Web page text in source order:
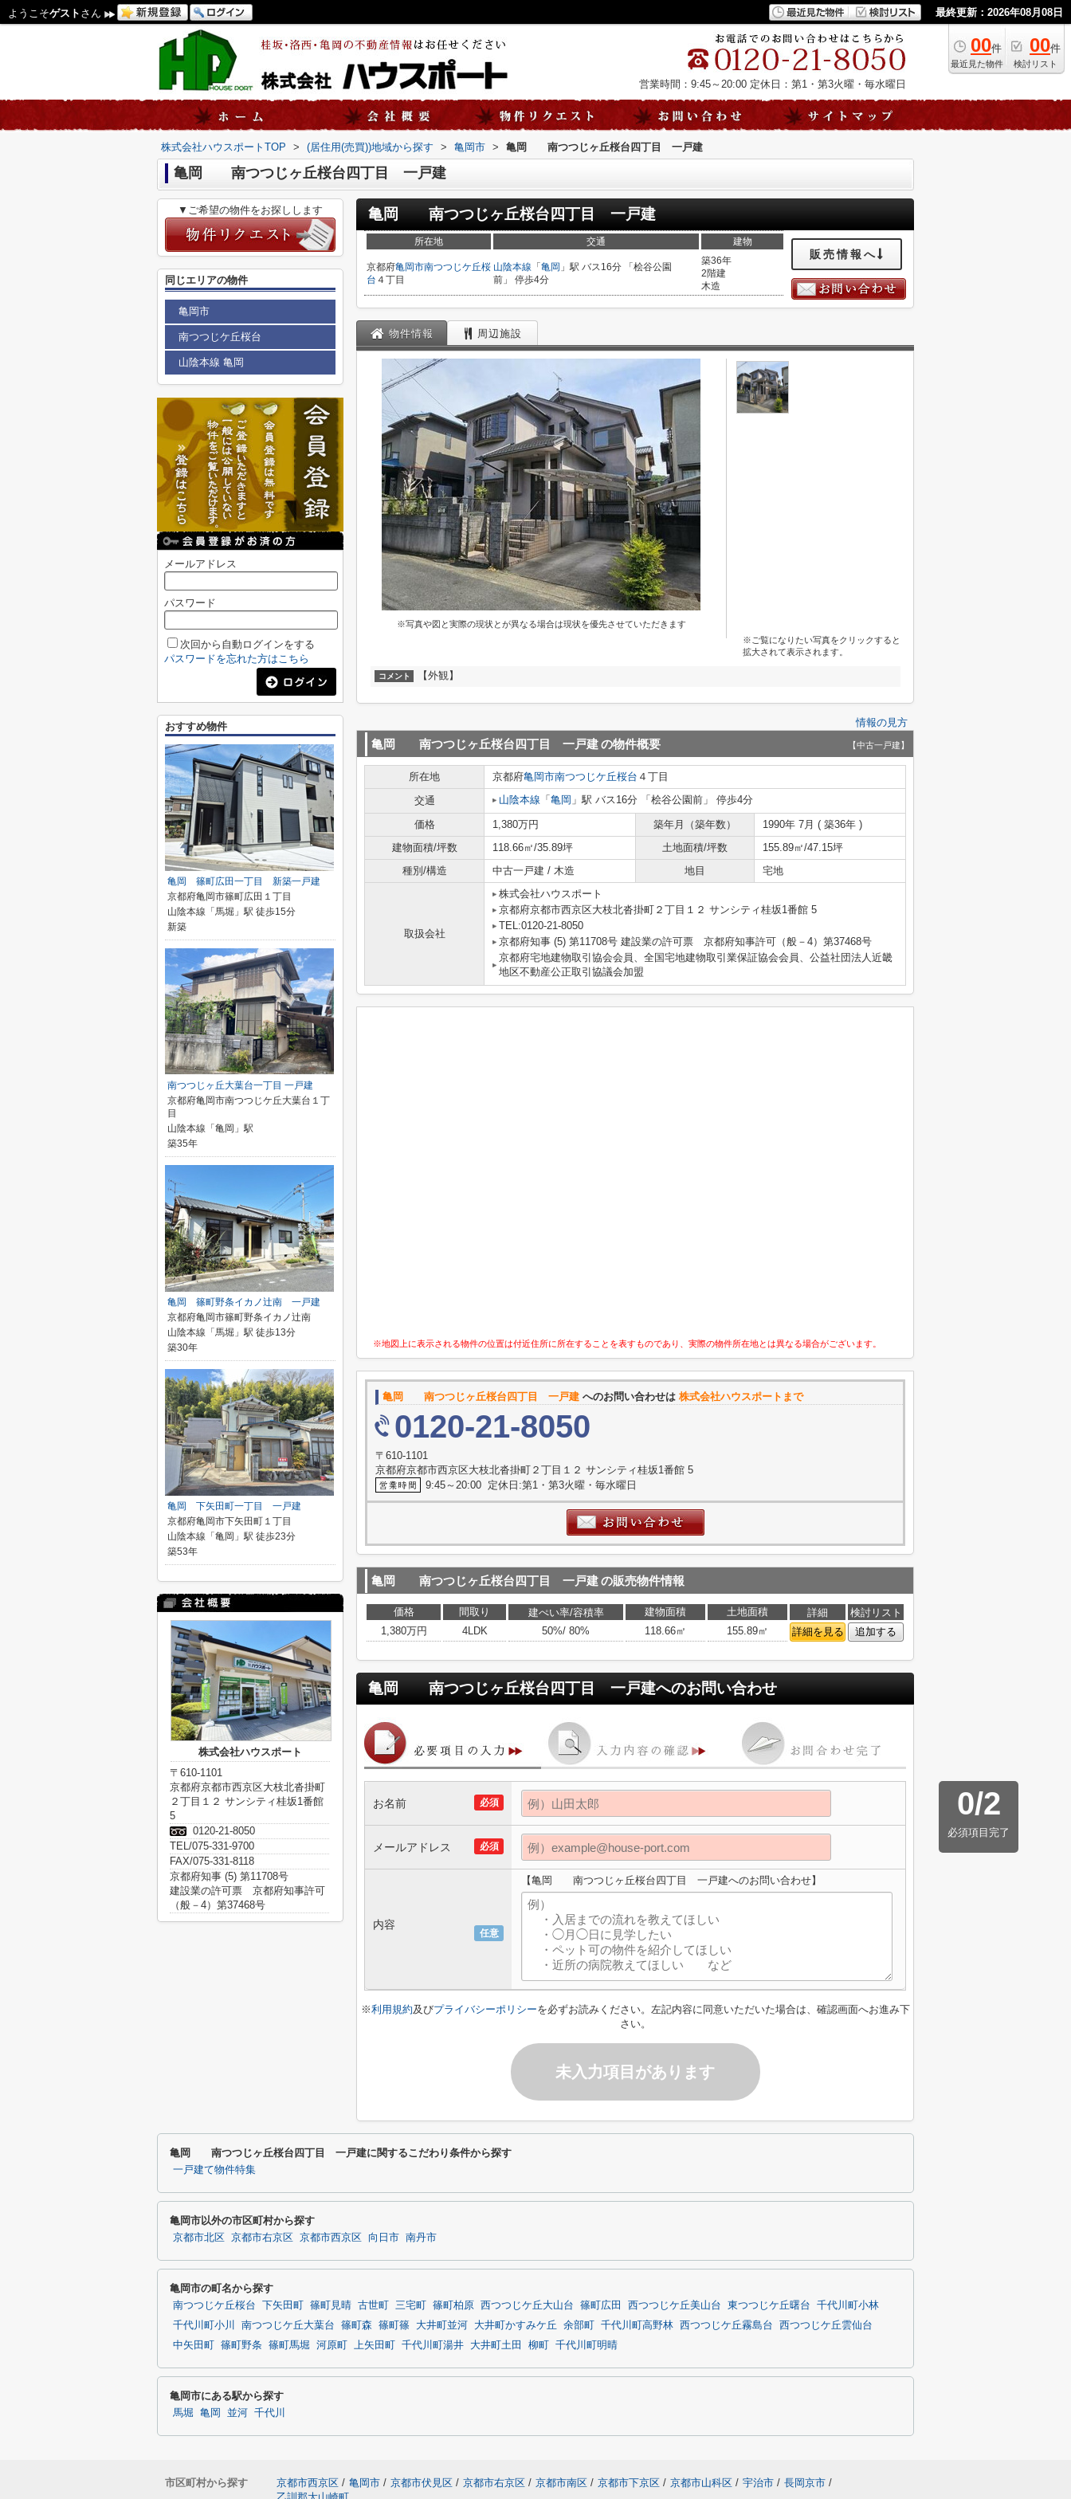
ようこそゲスト さん 最終更新：2026年08月08日
00件
最近見た物件
00件
検討リスト
営業時間：9:45～20:00 定休日：第1・第3火曜・毎水曜日
株式会社ハウスポートTOP > (居住用(売買))地域から探す > 亀岡市 > 亀岡 南つつじヶ丘桜台四丁目 一戸建
亀岡 南つつじヶ丘桜台四丁目 一戸建
亀岡 南つつじヶ丘桜台四丁目 一戸建
所在地 交通 建物
京都府亀岡市南つつじケ丘桜
台 ４丁目
山陰本線 「 亀岡 」駅 バス16分 「桧谷公園
前」 停歩4分
築36年
2階建
木造
販売情報へ
物件情報 周辺施設
※写真や図と実際の現状とが異なる場合は現状を優先させていただきます
※ご覧になりたい写真をクリックすると
拡大されて表示されます。
コメント 【外観】
情報の見方
亀岡 南つつじヶ丘桜台四丁目 一戸建の物件概要 【中古一戸建】
所在地 京都府亀岡市南つつじケ丘桜台 ４丁目
交通
山陰本線 「 亀岡 」駅 バス16分 「桧谷公園前」 停歩4分
価格 1,380万円 築年月（築年数）
1990年 7月 ( 築36年 )
建物面積/坪数
118.66㎡/35.89坪 土地面積/坪数
155.89㎡/47.15坪
種別/構造
中古一戸建 / 木造 地目 宅地
取扱会社
株式会社ハウスポート
京都府京都市西京区大枝北沓掛町２丁目１２ サンシティ桂坂1番館 5
TEL:0120-21-8050
京都府知事 (5) 第11708号 建設業の許可票 京都府知事許可（般－4）第37468号
京都府宅地建物取引協会会員、全国宅地建物取引業保証協会会員、公益社団法人近畿
地区不動産公正取引協議会加盟
※地図上に表示される物件の位置は付近住所に所在することを表すものであり、実際の物件所在地とは異なる場合がございます。
亀岡 南つつじヶ丘桜台四丁目 一戸建 へのお問い合わせは 株式会社ハウスポートまで
0120-21-8050
〒610-1101
京都府京都市西京区大枝北沓掛町２丁目１２ サンシティ桂坂1番館 5
9:45～20:00 定休日:第1・第3火曜・毎水曜日
亀岡 南つつじヶ丘桜台四丁目 一戸建の販売物件情報
価格 間取り 建ぺい率/容積率 建物面積 土地面積 詳細
検討リスト
1,380万円
4LDK 50%/ 80% 118.66㎡ 155.89㎡ 詳細を見る 追加する
亀岡 南つつじヶ丘桜台四丁目 一戸建へのお問い合わせ
0/2
必須項目完了
必須
お名前
必須
メールアドレス
任意
内容
【亀岡 南つつじヶ丘桜台四丁目 一戸建へのお問い合わせ】
※利用規約及びプライバシーポリシーを必ずお読みください。左記内容に同意いただいた場合は、確認画面へお進み下
さい。
未入力項目があります
▼ご希望の物件をお探しします
同じエリアの物件
亀岡市
南つつじケ丘桜台
山陰本線 亀岡
メールアドレス
パスワード
次回から自動ログインをする
パスワードを忘れた方はこちら
おすすめ物件
亀岡 篠町広田一丁目 新築一戸建
京都府亀岡市篠町広田１丁目
山陰本線「馬堀」駅 徒歩15分
新築
南つつじヶ丘大葉台一丁目 一戸建
京都府亀岡市南つつじケ丘大葉台１丁
目
山陰本線「亀岡」駅
築35年
亀岡 篠町野条イカノ辻南 一戸建
京都府亀岡市篠町野条イカノ辻南
山陰本線「馬堀」駅 徒歩13分
築30年
亀岡 下矢田町一丁目 一戸建
京都府亀岡市下矢田町１丁目
山陰本線「亀岡」駅 徒歩23分
築53年
株式会社ハウスポート
〒610-1101
京都府京都市西京区大枝北沓掛町
２丁目１２ サンシティ桂坂1番館
5
0120-21-8050
TEL/075-331-9700
FAX/075-331-8118
京都府知事 (5) 第11708号
建設業の許可票 京都府知事許可
（般－4）第37468号
亀岡 南つつじヶ丘桜台四丁目 一戸建に関するこだわり条件から探す
一戸建て物件特集
亀岡市以外の市区町村から探す
京都市北区 京都市右京区 京都市西京区 向日市 南丹市
亀岡市の町名から探す
南つつじケ丘桜台 下矢田町 篠町見晴 古世町 三宅町 篠町柏原 西つつじケ丘大山台 篠町広田 西つつじケ丘美山台 東つつじケ丘曙台
千代川町小林
千代川町小川
南つつじケ丘大葉台 篠町森 篠町篠 大井町並河 大井町かすみケ丘 余部町 千代川町高野林 西つつじケ丘霧島台
西つつじケ丘雲仙台
中矢田町
篠町野条 篠町馬堀 河原町 上矢田町 千代川町湯井 大井町土田 柳町 千代川町明晴
亀岡市にある駅から探す
馬堀 亀岡 並河 千代川
市区町村から探す 京都市西京区 / 亀岡市 / 京都市伏見区 / 京都市右京区 / 京都市南区 / 京都市下京区 / 京都市山科区 / 宇治市 / 長岡京市 /